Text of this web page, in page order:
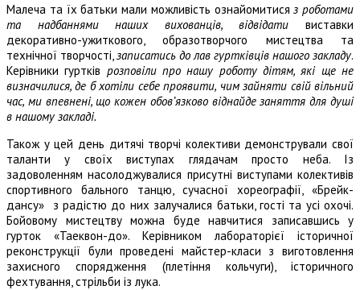
Малеча та їх батьки мали можливість ознайомитисяз роботами
та надбаннями наших вихованців, відвідати виставки
декоративно-ужиткового, образотворчого мистецтва та
технічної творчості,записатись до лав гуртківців нашого закладу.
Керівники гуртків розповіли про нашу роботу дітям, які ще не
визначилися, де б хотіли себе проявити, чим зайняти свій вільний
час, ми впевнені, що кожен обов’язково віднайде заняття для душі
в нашому закладі.
Також у цей день дитячі творчі колективи демонстрували свої
таланти у своїх виступах глядачам просто неба. Із
задоволенням насолоджувалися присутні виступами колективів
спортивного бального танцю, сучасної хореографії, «Брейк-
дансу» з радістю до них залучалися батьки, гості та усі охочі.
Бойовому мистецтву можна буде навчитися записавшись у
гурток «Таеквон-до». Керівником лабораторієї історичної
реконструкції були проведені майстер-класи з виготовлення
захисного спорядження (плетіння кольчуги), історичного
фехтування, стрільби із лука.